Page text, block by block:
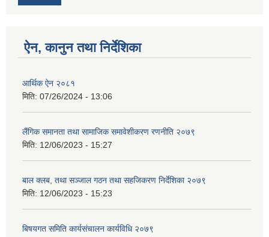
ऐन, कानुन तथा निर्देशिका
आर्थिक ऐन २०८१
मिति: 07/26/2024 - 13:06
लैंगिक समानता तथा सामाजिक समावेशीकरण रणनीति २०७९
मिति: 12/06/2023 - 15:27
बाल क्लब, तथा सञ्जाल गठन तथा सहजिकरण निर्देशिका २०७९
मिति: 12/06/2023 - 15:23
बिषयगत समिति कार्यसंचालन कार्यविधि २०७९